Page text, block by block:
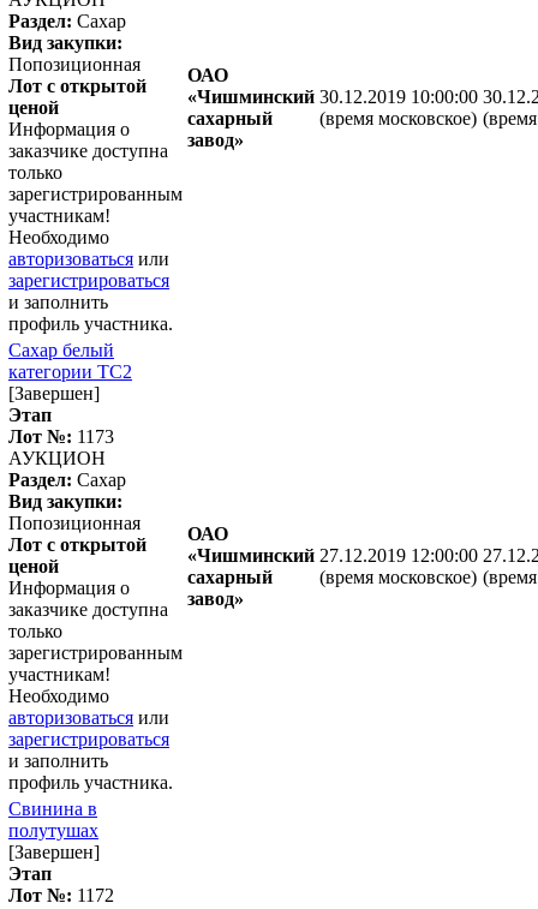
Раздел: Сахар
Вид закупки:
Попозиционная
Лот с открытой
ценой
Информация о
заказчике доступна
только
зарегистрированным
участникам!
Необходимо
авторизоваться или
зарегистрироваться
и заполнить
профиль участника.
ОАО
«Чишминский
сахарный
завод»
30.12.2019 10:00:00
(время московское)
Сахар белый
категории ТС2
[Завершен]
Этап
Лот №: 1173
АУКЦИОН
Раздел: Сахар
Вид закупки:
Попозиционная
Лот с открытой
ценой
Информация о
заказчике доступна
только
зарегистрированным
участникам!
Необходимо
авторизоваться или
зарегистрироваться
и заполнить
профиль участника.
ОАО
«Чишминский
сахарный
завод»
27.12.2019 12:00:00
(время московское)
Свинина в
полутушах
[Завершен]
Этап
Лот №: 1172